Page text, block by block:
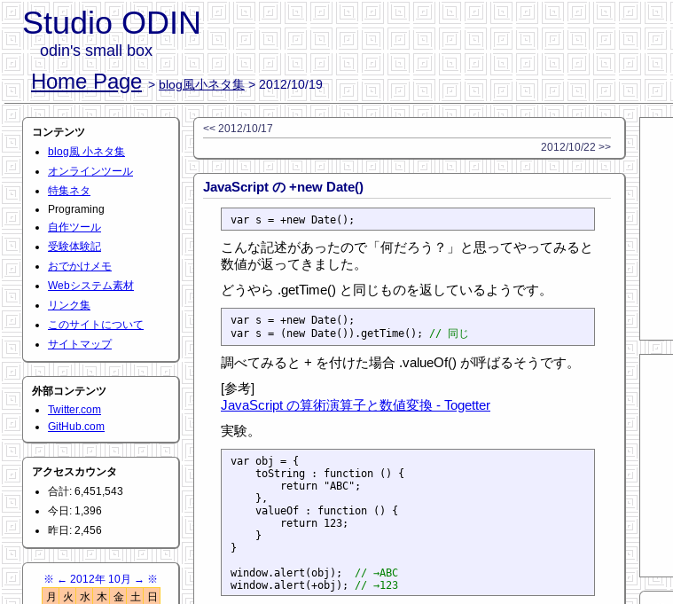
Studio ODIN
odin's small box
Home Page >blog風小ネタ集> 2012/10/19
コンテンツ
blog風 小ネタ集
オンラインツール
特集ネタ
Programing
自作ツール
受験体験記
おでかけメモ
Webシステム素材
リンク集
このサイトについて
サイトマップ
外部コンテンツ
Twitter.com
GitHub.com
アクセスカウンタ
合計: 6,451,543
今日: 1,396
昨日: 2,456
※ ← 2012年 10月 → ※
月
火 水 木 金 土
日
<< 2012/10/17
2012/10/22 >>
JavaScript の +new Date()
こんな記述があったので「何だろう？」と思ってやってみると
数値が返ってきました。
どうやら .getTime() と同じものを返しているようです。
var s = +new Date();
var s = (new Date()).getTime(); // 同じ
調べてみると + を付けた場合 .valueOf() が呼ばるそうです。
[参考]
JavaScript の算術演算子と数値変換 - Togetter
実験。
var obj = {
    toString : function () {
        return "ABC";
    },
    valueOf : function () {
        return 123;
    }
}
window.alert(obj); // →ABC
window.alert(+obj); // →123